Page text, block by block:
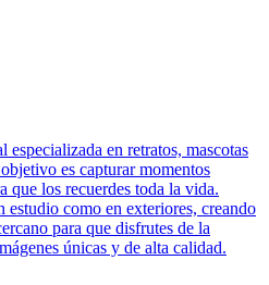
en retratos, mascotas
es capturar momentos
que los recuerdes toda la vida.
estudio como en exteriores, creando
para que disfrutes de la
únicas y de alta calidad.